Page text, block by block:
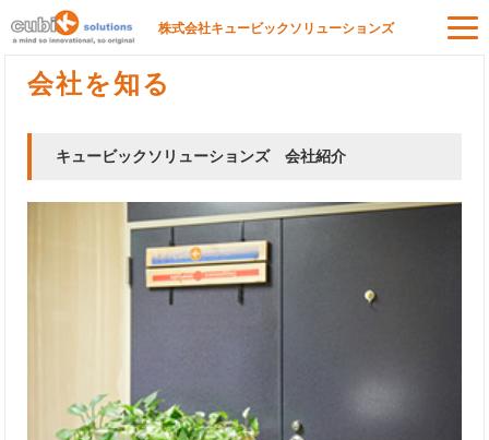
株式会社キュービックソリューションズ
会社を知る
キュービックソリューションズ 会社紹介